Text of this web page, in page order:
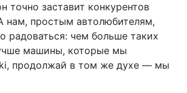
точно заставит конкурентов
нам, простым автолюбителям,
радоваться: чем больше таких
машины, которые мы
продолжай в том же духе — мы